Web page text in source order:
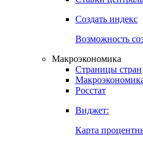
Создать индекс
Возможность
Макроэкономика
Страницы стран
Росстат
Виджет:
Карта